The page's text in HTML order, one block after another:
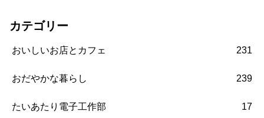
カテゴリー
おいしいお店とカフェ 231
おだやかな暮らし 239
たいあたり電子工作部 17